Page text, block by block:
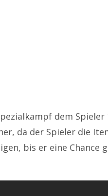
dem
da der Spieler die
bis er eine Chance